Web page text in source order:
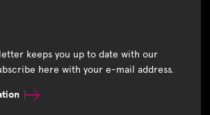
keeps you up to date with our
here with your e-mail address.